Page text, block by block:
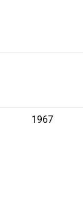
1967